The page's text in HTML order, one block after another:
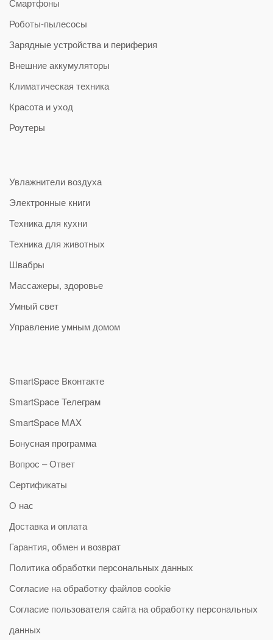
Смартфоны
Роботы-пылесосы
Зарядные устройства и периферия
Внешние аккумуляторы
Климатическая техника
Красота и уход
Роутеры
Увлажнители воздуха
Электронные книги
Техника для кухни
Техника для животных
Швабры
Массажеры, здоровье
Умный свет
Управление умным домом
SmartSpace Вконтакте
SmartSpace Телеграм
SmartSpace MAX
Бонусная программа
Вопрос – Ответ
Сертификаты
О нас
Доставка и оплата
Гарантия, обмен и возврат
Политика обработки персональных данных
Согласие на обработку файлов cookie
Согласие пользователя сайта на обработку персональных
данных